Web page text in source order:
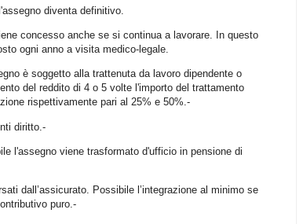
diventa definitivo.
concesso anche se si continua a lavorare. In questo
ogni anno a visita medico-legale.
è soggetto alla trattenuta da lavoro dipendente o
del reddito di 4 o 5 volte l'importo del trattamento
rispettivamente pari al 25% e 50%.-
diritto.-
l'assegno viene trasformato d'ufficio in pensione di
dall’assicurato. Possibile l’integrazione al minimo se
puro.-